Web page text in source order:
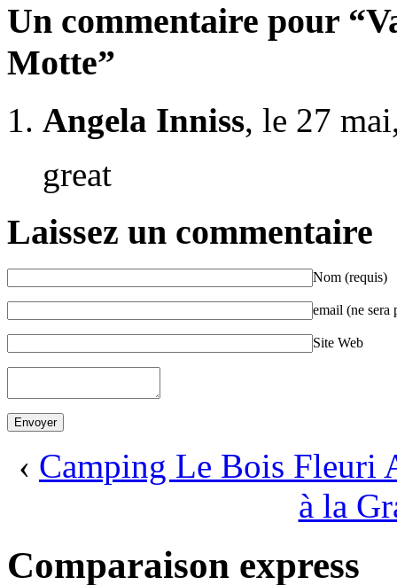
Un commentaire pour
Motte”
Angela Inniss, le 27
great
Laissez un commentaire
Nom (requis)
email (ne sera
Site Web
‹ Camping Le Bois Fleuri
à la
Comparaison express